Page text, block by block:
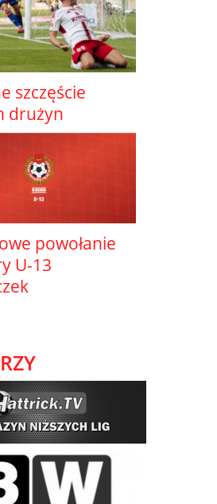
szczęście
drużyn
powołanie
U-13